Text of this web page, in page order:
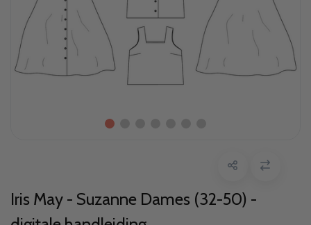
Iris May - Suzanne Dames (32-50) -